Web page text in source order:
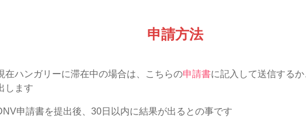
申請方法
在ハンガリーに滞在中の場合は、こちらの申請書に記入して送信する
します
申請書を提出後、30日以内に結果が出るとの事です